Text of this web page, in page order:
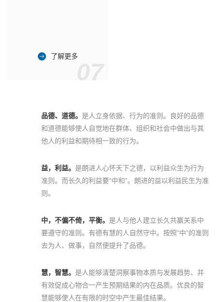
了解更多
品德、道德。 是人立身依据、行为的准则。良好的品德
和道德能够使人自觉地在群体、组织和社会中做出与其
他人的利益和期待相一致的行为。
益，利益。 是朗进人心怀天下之德，以利益众生为行为
准则。而长久的利益要“中和”。朗进的益以利益民生为准
则。
中，不偏不倚，平衡。 是人与他人建立长久共赢关系中
要遵守的准则。有德有慧的人自然守中。按照“中”的准则
去为人、做事，自然便提升了品德。
慧，智慧。 是人能够清楚洞察事物本质与发展趋势、并
有效促成心物合一产生预期结果的内在品质。优良的智
慧能够使人在有限的时空中产生最佳结果。